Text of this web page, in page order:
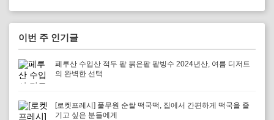
이번 주 인기글
페루산 수입산 적두 팥 붉은팥 팥빙수 2024년산, 여름 디저트
의 완벽한 선택
[로켓프레시] 풀무원 순쌀 떡국떡, 집에서 간편하게 떡국을 즐
기고 싶은 분들에게